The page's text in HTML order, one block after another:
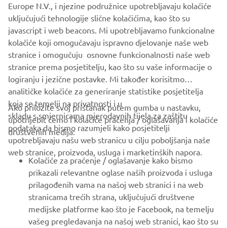
never be used for commercial or non-commercial
purposes without the explicit written consent of Yamaha
Motor Europe N.V. and/or Yamaha Motor Co., Ltd.
Always ride in a safe manner and obey all local road laws.
CORPORATE
FOR BUSINESS
MORE YAMAHA
SUPPORT
Europe N.V., i njezine podružnice upotrebljavaju kolačiće
uključujući tehnologije slične kolačićima, kao što su
javascript i web beacons. Mi upotrebljavamo funkcionalne
kolačiće koji omogučavaju ispravno djelovanje naše web
stranice i omogučuju osnovne funkcionalnosti naše web
stranice prema posjetitelju, kao što su vaše informacije o
logiranju i jezične postavke. Mi također korisitmo
analitičke kolačiće za generiranje statistike posjetitelja
koja se temelji na privatnosti i u
skladu s smjernicama mjerodavnih tijela za zaštitu
podataka da bismo razumjeli kako posjetitelji
upotrebljavaju našu web stranicu u cilju poboljšanja naše
web stranice, proizvoda, usluga i marketinških napora.
Ako priložite svoj pristanak putem gumba u nastavku,
upotrijebit ćemo i kolačiće praćenja / oglašavanja i kolačiće
društvenih medija:
Kolačiće za praćenje / oglašavanje kako bismo
prikazali relevantne oglase naših proizvoda i usluga
prilagođenih vama na našoj web stranici i na web
stranicama trećih strana, uključujući društvene
medijske platforme kao što je Facebook, na temelju
vašeg pregledavanja na našoj web stranici, kao što su